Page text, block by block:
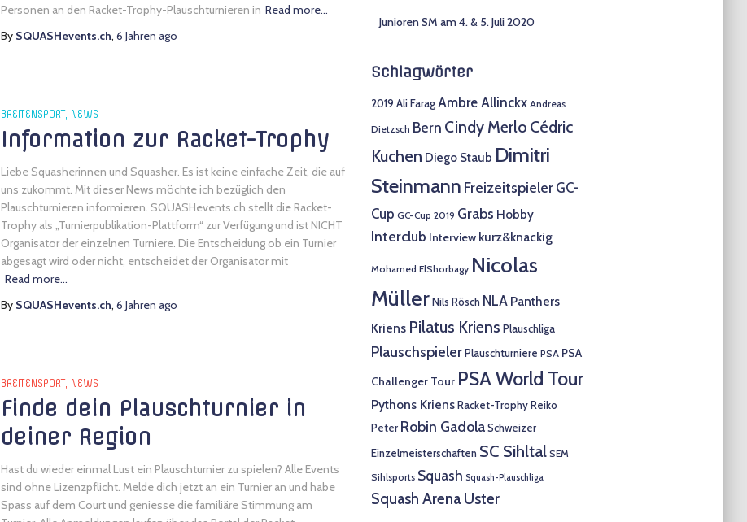
Personen an den Racket-Trophy-Plauschturnieren in Read more…
By SQUASHevents.ch, 6 Jahren ago
BREITENSPORT NEWS
Information zur Racket-Trophy
Liebe Squasherinnen und Squasher. Es ist keine einfache Zeit, die auf
uns zukommt. Mit dieser News möchte ich bezüglich den
Plauschturnieren informieren. SQUASHevents.ch stellt die Racket-
Trophy als „Turnierpublikation-Plattform“ zur Verfügung und ist NICHT
Organisator der einzelnen Turniere. Die Entscheidung ob ein Turnier
abgesagt wird oder nicht, entscheidet der Organisator mit
Read more…
By SQUASHevents.ch, 6 Jahren ago
BREITENSPORT NEWS
Finde dein Plauschturnier in
deiner Region
Hast du wieder einmal Lust ein Plauschturnier zu spielen? Alle Events
sind ohne Lizenzpflicht. Melde dich jetzt an ein Turnier an und habe
Spass auf dem Court und geniesse die familiäre Stimmung am
Junioren SM am 4. & 5. Juli 2020
Schlagwörter
2019 Ali FaragAmbre Allinckx Andreas
Dietzsch Bern Cindy Merlo Cédric
Kuchen Diego Staub Dimitri
Steinmann Freizeitspieler GC-
Cup GC-Cup 2019 Grabs Hobby
Interclub Interview kurz&knackig
Mohamed ElShorbagy Nicolas
MüllerNils Rösch NLA Panthers
Kriens Pilatus Kriens Plauschliga
PlauschspielerPlauschturniere PSA PSA
Challenger Tour PSA World Tour
Pythons KriensRacket-TrophyReiko
Peter Robin GadolaSchweizer
Einzelmeisterschaften SC Sihltal SEM
Sihlsports Squash Squash-Plauschliga
Squash Arena Uster